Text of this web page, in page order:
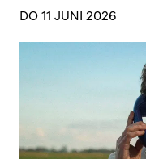
DO 11 JUNI 2026